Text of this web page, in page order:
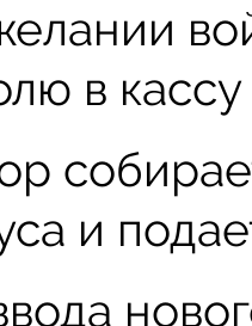
в
и